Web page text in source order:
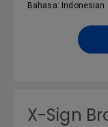
Bahasa: Indonesian
X-Sign